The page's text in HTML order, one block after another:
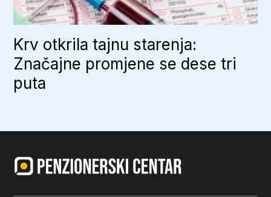
Krv otkrila tajnu starenja:
Značajne promjene se dese tri
puta